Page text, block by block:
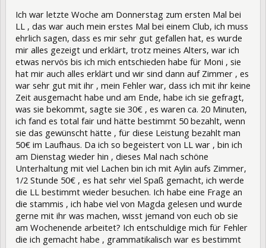
Ich war letzte Woche am Donnerstag zum ersten Mal bei
LL , das war auch mein erstes Mal bei einem Club, ich muss
ehrlich sagen, dass es mir sehr gut gefallen hat, es wurde
mir alles gezeigt und erklärt, trotz meines Alters, war ich
etwas nervös bis ich mich entschieden habe für Moni , sie
hat mir auch alles erklärt und wir sind dann auf Zimmer , es
war sehr gut mit ihr , mein Fehler war, dass ich mit ihr keine
Zeit ausgemacht habe und am Ende, habe ich sie gefragt,
was sie bekommt, sagte sie 30€ , es waren ca. 20 Minuten,
ich fand es total fair und hätte bestimmt 50 bezahlt, wenn
sie das gewünscht hätte , für diese Leistung bezahlt man
50€ im Laufhaus. Da ich so begeistert von LL war , bin ich
am Dienstag wieder hin , dieses Mal nach schöne
Unterhaltung mit viel Lachen bin ich mit Aylin aufs Zimmer,
1/2 Stunde 50€ , es hat sehr viel Spaß gemacht, ich werde
die LL bestimmt wieder besuchen. Ich habe eine Frage an
die stammis , ich habe viel von Magda gelesen und wurde
gerne mit ihr was machen, wisst jemand von euch ob sie
am Wochenende arbeitet? Ich entschuldige mich für Fehler
die ich gemacht habe , grammatikalisch war es bestimmt